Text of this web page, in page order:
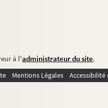
à l'administrateur du site.
Mentions Légales